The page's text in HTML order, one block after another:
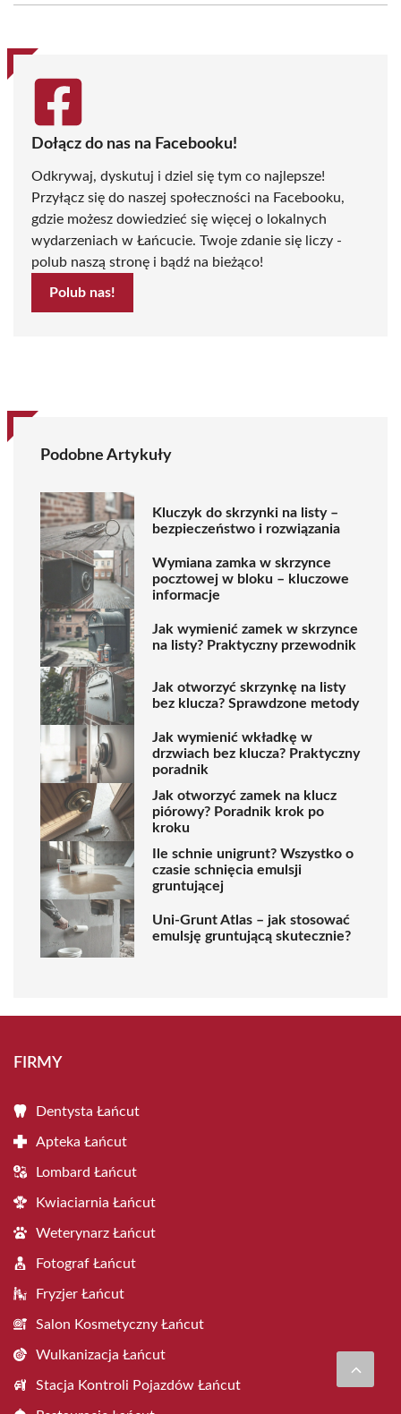
(Twitter)
Dołącz do nas na Facebooku!
Odkrywaj, dyskutuj i dziel się tym co najlepsze!
Przyłącz się do naszej społeczności na Facebooku,
gdzie możesz dowiedzieć się więcej o lokalnych
wydarzeniach w Łańcucie. Twoje zdanie się liczy -
polub naszą stronę i bądź na bieżąco!
Polub nas!
Podobne Artykuły
Kluczyk do skrzynki na listy –
bezpieczeństwo i rozwiązania
Wymiana zamka w skrzynce
pocztowej w bloku – kluczowe
informacje
Jak wymienić zamek w skrzynce
na listy? Praktyczny przewodnik
Jak otworzyć skrzynkę na listy
bez klucza? Sprawdzone metody
Jak wymienić wkładkę w
drzwiach bez klucza? Praktyczny
poradnik
Jak otworzyć zamek na klucz
piórowy? Poradnik krok po
kroku
Ile schnie unigrunt? Wszystko o
czasie schnięcia emulsji
gruntującej
Uni-Grunt Atlas – jak stosować
emulsję gruntującą skutecznie?
FIRMY
Dentysta Łańcut
Apteka Łańcut
Lombard Łańcut
Kwiaciarnia Łańcut
Weterynarz Łańcut
Fotograf Łańcut
Fryzjer Łańcut
Salon Kosmetyczny Łańcut
Wulkanizacja Łańcut
Stacja Kontroli Pojazdów Łańcut